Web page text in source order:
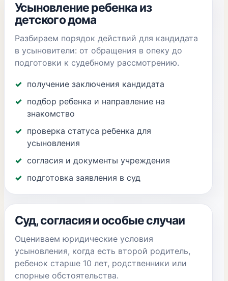
Усыновление ребенка из
детского дома
Разбираем порядок действий для кандидата
в усыновители: от обращения в опеку до
подготовки к судебному рассмотрению.
получение заключения кандидата
подбор ребенка и направление на
знакомство
проверка статуса ребенка для
усыновления
согласия и документы учреждения
подготовка заявления в суд
Суд, согласия и особые случаи
Оцениваем юридические условия
усыновления, когда есть второй родитель,
ребенок старше 10 лет, родственники или
спорные обстоятельства.